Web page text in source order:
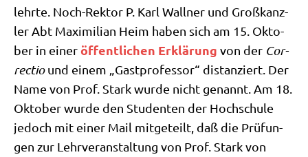
lehr­te. Noch-Rek­tor P. Karl Wall­ner und Groß­kanz­
ler Abt Maxi­mi­li­an Heim haben sich am 15. Okto­
ber in eineröffent­li­chen Erklä­rung von der Cor­
rec­tiound einem „Gast­pro­fes­sor“ distan­ziert. Der
Name von Prof. Stark wur­de nicht genannt. Am 18.
Okto­ber wur­de den Stu­den­ten der Hoch­schu­le
jedoch mit einer Mail mit­ge­teilt, daß die Prü­fun­
gen zur Lehr­ver­an­stal­tung von Prof. Stark von